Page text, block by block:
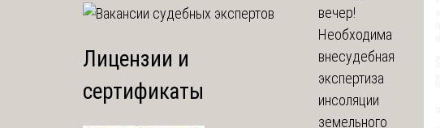
Лицензии и
сертификаты
вечер!
Необходима
внесудебная
экспертиза
инсоляции
земельного